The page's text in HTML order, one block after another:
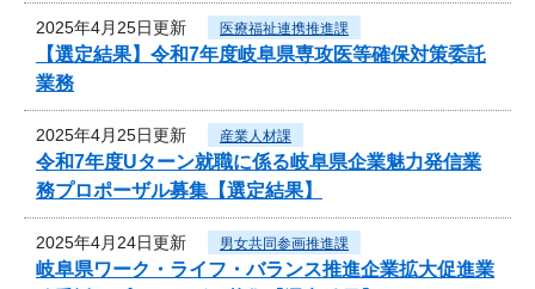
2025年4月25日更新 医療福祉連携推進課
【選定結果】令和7年度岐阜県専攻医等確保対策委託
業務
2025年4月25日更新 産業人材課
令和7年度Uターン就職に係る岐阜県企業魅力発信業
務プロポーザル募集【選定結果】
2025年4月24日更新 男女共同参画推進課
岐阜県ワーク・ライフ・バランス推進企業拡大促進業